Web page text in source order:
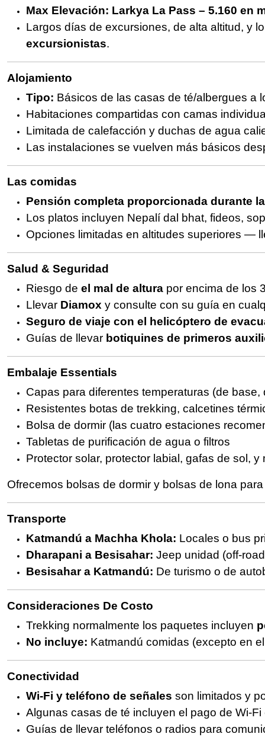
Max Elevación: Larkya La Pass – 5.160 en
Largos días de excursiones, de alta altitud, y
excursionistas.
Alojamiento
Tipo: Básicos de las casas de té/albergues a
Habitaciones compartidas con camas
Limitada de calefacción y duchas de agua
Las instalaciones se vuelven más básicos
Las comidas
Pensión completa proporcionada durante
Los platos incluyen Nepalí dal bhat, fideos,
Opciones limitadas en altitudes superiores —
Salud & Seguridad
Riesgo de el mal de altura por encima de los
Llevar Diamox y consulte con su guía en
Seguro de viaje con el helicóptero de
Guías de llevar botiquines de primeros
Embalaje Essentials
Capas para diferentes temperaturas (de
Resistentes botas de trekking, calcetines
Bolsa de dormir (las cuatro estaciones
Tabletas de purificación de agua o filtros
Protector solar, protector labial, gafas de sol,
Ofrecemos bolsas de dormir y bolsas de lona
Transporte
Katmandú a Machha Khola: Locales o bus
Dharapani a Besisahar: Jeep unidad (off-
Besisahar a Katmandú: De turismo o de
Consideraciones De Costo
Trekking normalmente los paquetes incluyen
No incluye: Katmandú comidas (excepto en
Conectividad
Wi-Fi y teléfono de señales son limitados y
Algunas casas de té incluyen el pago de Wi-
Guías de llevar teléfonos o radios para